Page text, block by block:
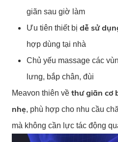
giãn sau giờ làm
Ưu tiên thiết bị dễ sử
hợp dùng tại nhà
Chủ yếu massage các
lưng, bắp chân, đùi
Meavon thiên về thư giãn cơ
nhẹ, phù hợp cho nhu cầu
mà không cần lực tác động